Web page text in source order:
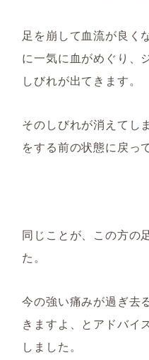
足を崩して血流が良く
に一気に血がめぐり、
しびれが出てきます。
そのしびれが消えてし
をする前の状態に戻っ
同じことが、この方の
た。
今の強い痛みが過ぎ去
きますよ、とアドバイ
しました。